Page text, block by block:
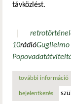
távközlést.
retro
10rádió
Popovadatátvitel
további információ
bejelentkezés